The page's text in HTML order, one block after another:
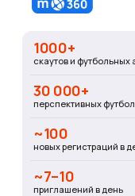
1000+
скаутов и футбольных
30 000+
перспективных
~100
новых регистраций в
~7–10
приглашений в день